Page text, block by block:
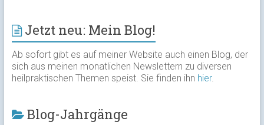
Jetzt neu: Mein Blog!
Ab sofort gibt es auf meiner Website auch einen Blog, der
sich aus meinen monatlichen Newslettern zu diversen
heilpraktischen Themen speist. Sie finden ihn hier.
Blog-Jahrgänge